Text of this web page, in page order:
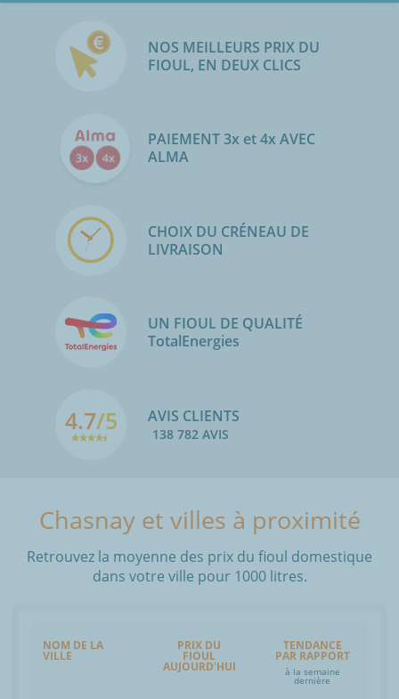
NOS MEILLEURS PRIX DU
FIOUL, EN DEUX CLICS
PAIEMENT 3x et 4x AVEC
ALMA
CHOIX DU CRÉNEAU DE
LIVRAISON
UN FIOUL DE QUALITÉ
TotalEnergies
4.7/5 AVIS CLIENTS
138 782 AVIS
Chasnay et villes à proximité
Retrouvez la moyenne des prix du fioul domestique
dans votre ville pour 1000 litres.
NOM DE LA
VILLE
PRIX DU
FIOUL
AUJOURD'HUI
TENDANCE
PAR RAPPORT
à la semaine
dernière